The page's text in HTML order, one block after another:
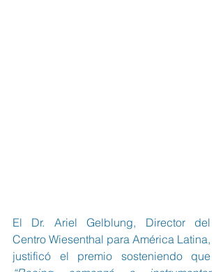
El Dr. Ariel Gelblung, Director del
Centro Wiesenthal para América Latina,